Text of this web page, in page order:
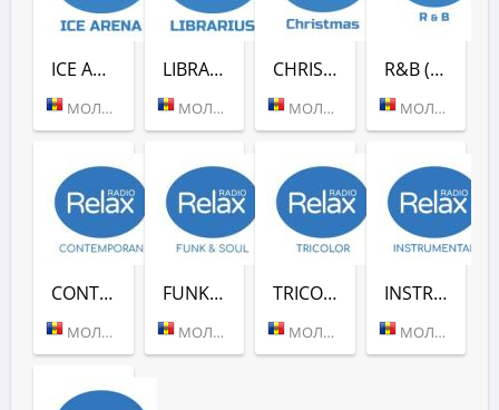
ICE ARENA (RADIO RELAX)
МОЛДОВА (КИШИНЕВ)
LIBRARIUS (RADIO RELAX)
МОЛДОВА (КИШИНЕВ)
CHRISTMAS (RADIO RELAX)
МОЛДОВА (КИШИНЕВ)
R&B (RADIO RELAX)
МОЛДОВА (КИШИНЕВ)
CONTEMPORAN (RADIO RELAX)
МОЛДОВА (КИШИНЕВ)
FUNK & SOUL (RADIO RELAX)
МОЛДОВА (КИШИНЕВ)
TRICOLOR (RADIO RELAX)
МОЛДОВА (КИШИНЕВ)
INSTRUMENTAL (RADIO RELAX MOLDOVA)
МОЛДОВА (КИШИНЕВ)